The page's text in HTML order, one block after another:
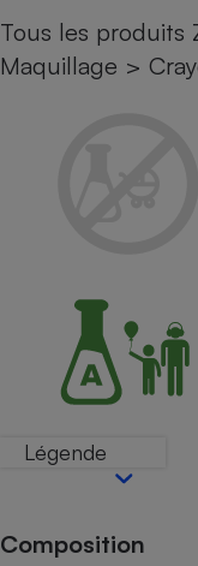
Tous les produits
Maquillage >
Légende
Composition